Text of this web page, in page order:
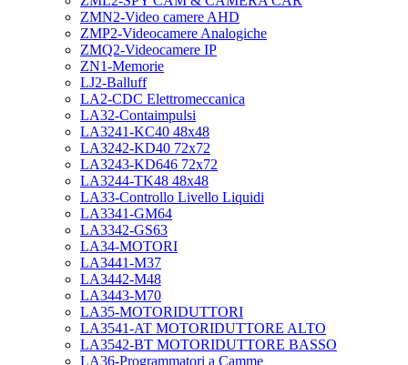
ZMN2-Video camere AHD
ZMP2-Videocamere Analogiche
ZMQ2-Videocamere IP
ZN1-Memorie
LJ2-Balluff
LA2-CDC Elettromeccanica
LA32-Contaimpulsi
LA3241-KC40 48x48
LA3242-KD40 72x72
LA3243-KD646 72x72
LA3244-TK48 48x48
LA33-Controllo Livello Liquidi
LA3341-GM64
LA3342-GS63
LA34-MOTORI
LA3441-M37
LA3442-M48
LA3443-M70
LA35-MOTORIDUTTORI
LA3541-AT MOTORIDUTTORE ALTO
LA3542-BT MOTORIDUTTORE BASSO
LA36-Programmatori a Camme